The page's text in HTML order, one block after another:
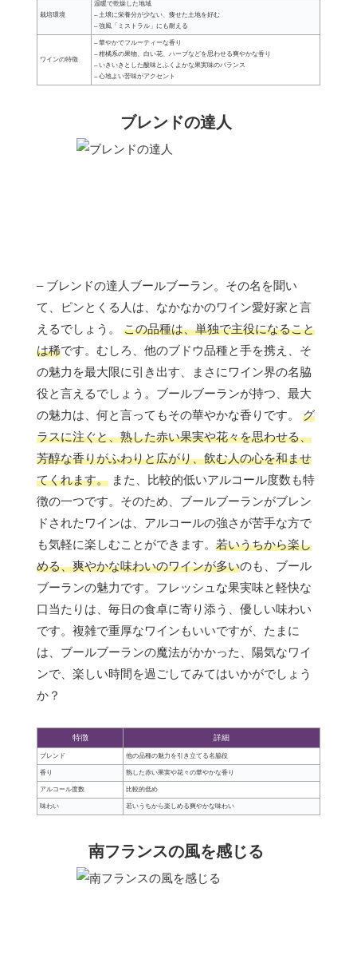
栽培環境
温暖で乾燥した地域
– 土壌に栄養分が少ない、痩せた土地を好む
– 強風「ミストラル」にも耐える
ワインの特徴
– 華やかでフルーティーな香り
– 柑橘系の果物、白い花、ハーブなどを思わせる爽やかな香り
– いきいきとした酸味とふくよかな果実味のバランス
– 心地よい苦味がアクセント
ブレンドの達人
– ブレンドの達人ブールブーラン。その名を聞い
て、ピンとくる人は、なかなかのワイン愛好家と言
えるでしょう。 この品種は、単独で主役になること
は稀です。むしろ、他のブドウ品種と手を携え、そ
の魅力を最大限に引き出す、まさにワイン界の名脇
役と言えるでしょう。ブールブーランが持つ、最大
の魅力は、何と言ってもその華やかな香りです。 グ
ラスに注ぐと、熟した赤い果実や花々を思わせる、
芳醇な香りがふわりと広がり、飲む人の心を和ませ
てくれます。 また、比較的低いアルコール度数も特
徴の一つです。そのため、ブールブーランがブレン
ドされたワインは、アルコールの強さが苦手な方で
も気軽に楽しむことができます。 若いうちから楽し
める、爽やかな味わいのワインが多いのも、ブール
ブーランの魅力です。フレッシュな果実味と軽快な
口当たりは、毎日の食卓に寄り添う、優しい味わい
です。複雑で重厚なワインもいいですが、たまに
は、ブールブーランの魔法がかかった、陽気なワイ
ンで、楽しい時間を過ごしてみてはいかがでしょう
か？
特徴 詳細
ブレンド 他の品種の魅力を引き立てる名脇役
香り 熟した赤い果実や花々の華やかな香り
アルコール度数 比較的低め
味わい 若いうちから楽しめる爽やかな味わい
南フランスの風を感じる